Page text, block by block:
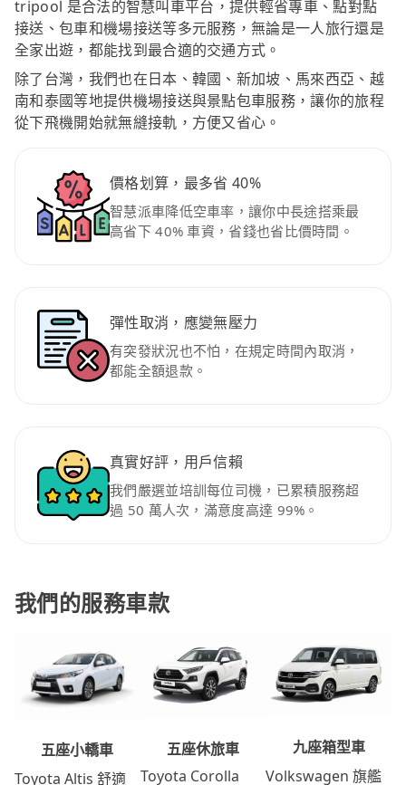
tripool 是合法的智慧叫車平台，提供輕省專車、點對點
接送、包車和機場接送等多元服務，無論是一人旅行還是
全家出遊，都能找到最合適的交通方式。
除了台灣，我們也在日本、韓國、新加坡、馬來西亞、越
南和泰國等地提供機場接送與景點包車服務，讓你的旅程
從下飛機開始就無縫接軌，方便又省心。
價格划算，最多省 40%
智慧派車降低空車率，讓你中長途搭乘最
高省下 40% 車資，省錢也省比價時間。
彈性取消，應變無壓力
有突發狀況也不怕，在規定時間內取消，
都能全額退款。
真實好評，用戶信賴
我們嚴選並培訓每位司機，已累積服務超
過 50 萬人次，滿意度高達 99%。
我們的服務車款
五座小轎車
Toyota Altis 舒適
五座休旅車
Toyota Corolla
九座箱型車
Volkswagen 旗艦